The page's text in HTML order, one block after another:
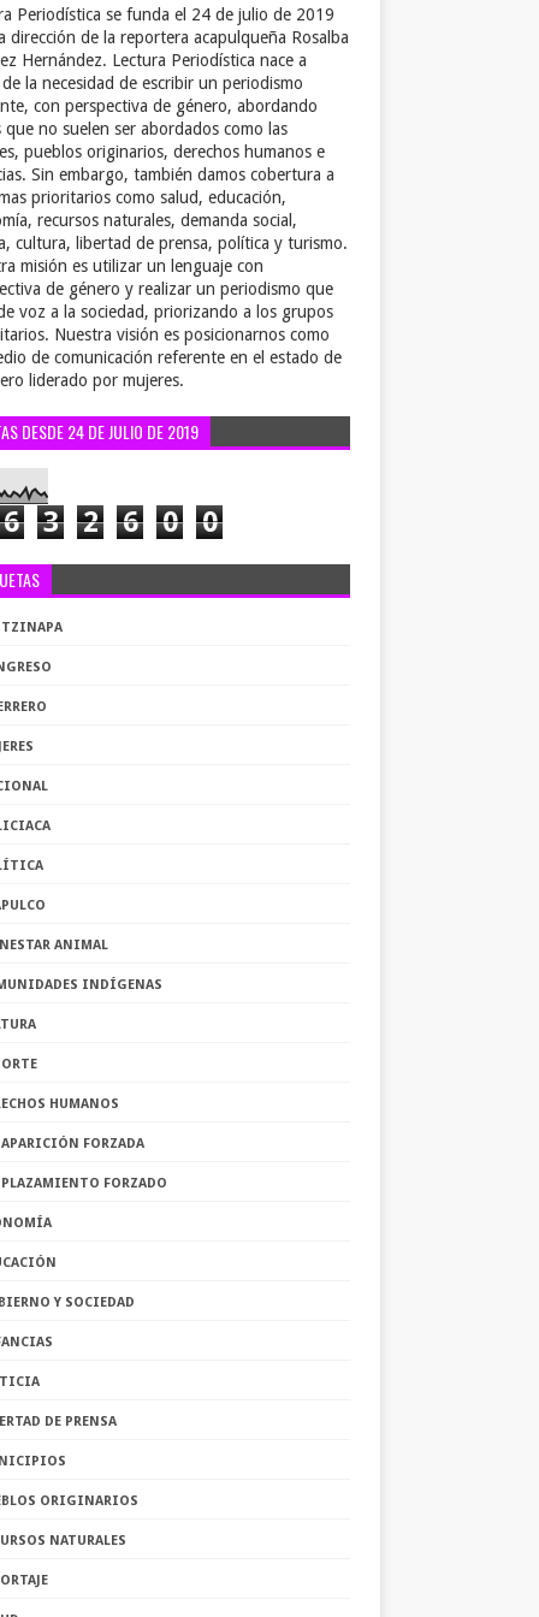
Periodística se funda el 24 de julio de 2019
dirección de la reportera acapulqueña Rosalba
Hernández. Lectura Periodística nace a
la necesidad de escribir un periodismo
con perspectiva de género, abordando
que no suelen ser abordados como las
pueblos originarios, derechos humanos e
Sin embargo, también damos cobertura a
prioritarios como salud, educación,
recursos naturales, demanda social,
cultura, libertad de prensa, política y turismo.
misión es utilizar un lenguaje con
de género y realizar un periodismo que
voz a la sociedad, priorizando a los grupos
Nuestra visión es posicionarnos como
de comunicación referente en el estado de
liderado por mujeres.
DESDE 24 DE JULIO DE 2019
6 3 2 6 0 0
ANIMAL
INDÍGENAS
HUMANOS
FORZADA
FORZADO
Y SOCIEDAD
DE PRENSA
ORIGINARIOS
NATURALES